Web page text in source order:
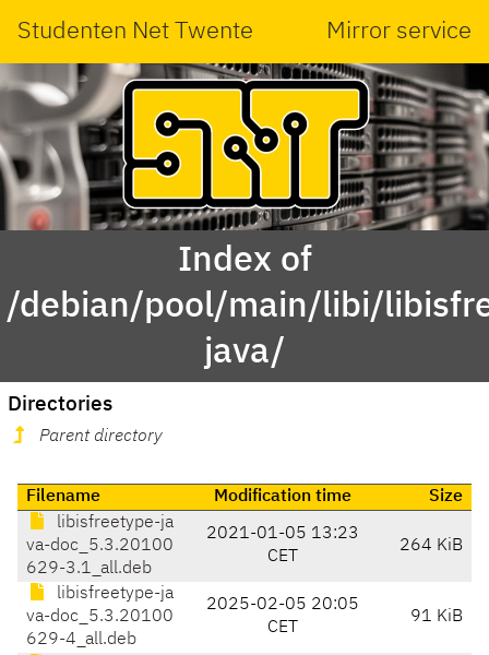
Studenten Net Twente Mirror service
Index of
/debian/pool/main/libi/
java/
Directories
Parent directory
Filename Modification time
Size
libisfreetype-ja
va-doc_5.3.20100
629-3.1_all.deb
2021-01-05 13:23
CET
264 KiB
libisfreetype-ja
va-doc_5.3.20100
629-4_all.deb
2025-02-05 20:05
CET
91 KiB